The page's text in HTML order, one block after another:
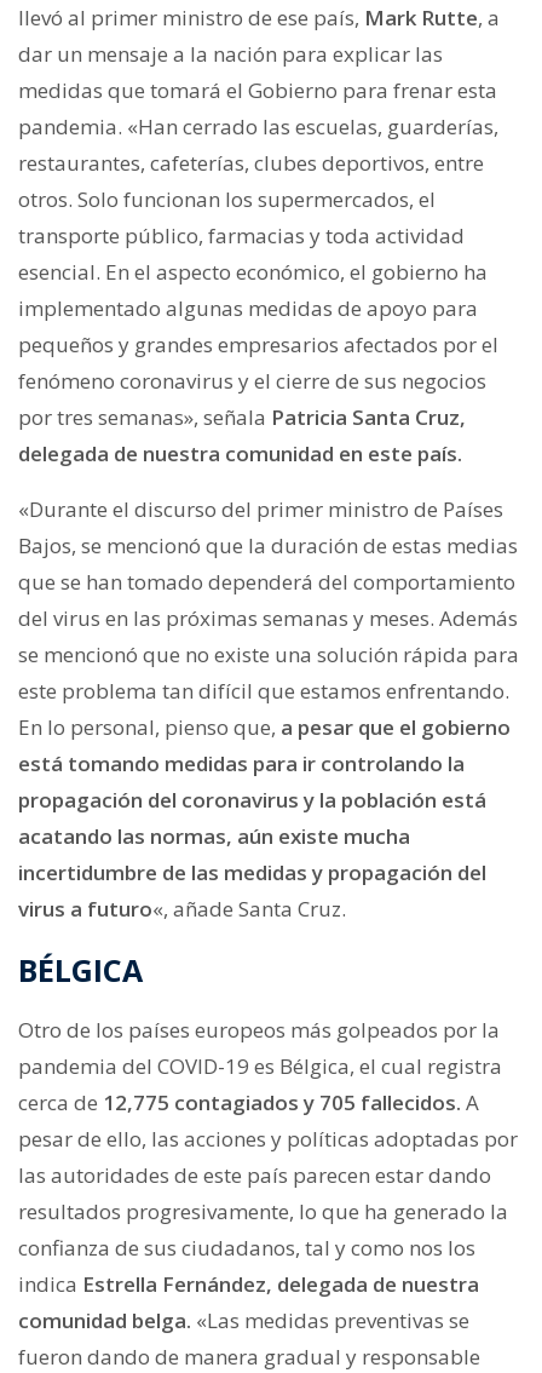
llevó al primer ministro de ese país, Mark Rutte, a
dar un mensaje a la nación para explicar las
medidas que tomará el Gobierno para frenar esta
pandemia. «Han cerrado las escuelas, guarderías,
restaurantes, cafeterías, clubes deportivos, entre
otros. Solo funcionan los supermercados, el
transporte público, farmacias y toda actividad
esencial. En el aspecto económico, el gobierno ha
implementado algunas medidas de apoyo para
pequeños y grandes empresarios afectados por el
fenómeno coronavirus y el cierre de sus negocios
por tres semanas», señala Patricia Santa Cruz,
delegada de nuestra comunidad en este país.
«Durante el discurso del primer ministro de Países
Bajos, se mencionó que la duración de estas medias
que se han tomado dependerá del comportamiento
del virus en las próximas semanas y meses. Además
se mencionó que no existe una solución rápida para
este problema tan difícil que estamos enfrentando.
En lo personal, pienso que, a pesar que el gobierno
está tomando medidas para ir controlando la
propagación del coronavirus y la población está
acatando las normas, aún existe mucha
incertidumbre de las medidas y propagación del
virus a futuro«, añade Santa Cruz.
BÉLGICA
Otro de los países europeos más golpeados por la
pandemia del COVID-19 es Bélgica, el cual registra
cerca de 12,775 contagiados y 705 fallecidos. A
pesar de ello, las acciones y políticas adoptadas por
las autoridades de este país parecen estar dando
resultados progresivamente, lo que ha generado la
confianza de sus ciudadanos, tal y como nos los
indica Estrella Fernández, delegada de nuestra
comunidad belga. «Las medidas preventivas se
fueron dando de manera gradual y responsable